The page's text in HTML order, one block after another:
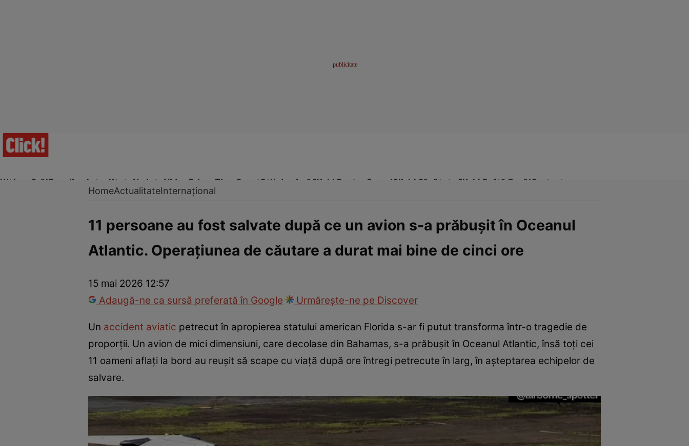
Ultima Oră!Trending Actualitate Vedete Video Prime Time SportStil de viațăClick! Pentru FemeiClick! Sănătate Click! Poftă Bună!Contact
InternaționalFapt diversTehnologieNaționalSport
HomeActualitateInternațional
11 persoane au fost salvate după ce un avion s-a prăbușit în Oceanul
Atlantic. Operațiunea de căutare a durat mai bine de cinci ore
15 mai 2026 12:57
Adaugă-ne ca sursă preferată în Google
Urmărește-ne pe Discover
Un accident aviatic petrecut în apropierea statului american Florida s-ar fi putut transforma într-o tragedie de
proporții. Un avion de mici dimensiuni, care decolase din Bahamas, s-a prăbușit în Oceanul Atlantic, însă toți cei
11 oameni aflați la bord au reușit să scape cu viață după ore întregi petrecute în larg, în așteptarea echipelor de
salvare.